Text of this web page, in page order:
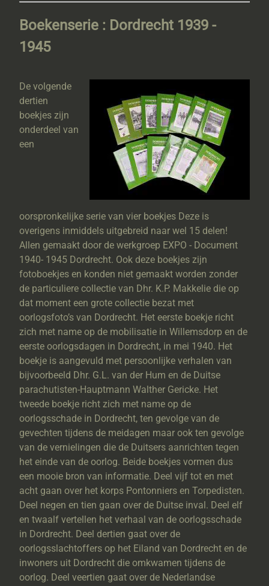
Boekenserie : Dordrecht 1939 -
1945
De volgende
dertien
boekjes zijn
onderdeel van
een
oorspronkelijke serie van vier boekjes Deze is
overigens inmiddels uitgebreid naar wel 15 delen!
Allen gemaakt door de werkgroep EXPO - Document
1940- 1945 Dordrecht. Ook deze boekjes zijn
fotoboekjes en konden niet gemaakt worden zonder
de particuliere collectie van Dhr. K.P. Makkelie die op
dat moment een grote collectie bezat met
oorlogsfoto’s van Dordrecht. Het eerste boekje richt
zich met name op de mobilisatie in Willemsdorp en de
eerste oorlogsdagen in Dordrecht, in mei 1940. Het
boekje is aangevuld met persoonlijke verhalen van
bijvoorbeeld Dhr. G.L. van der Hum en de Duitse
parachutisten-Hauptmann Walther Gericke. Het
tweede boekje richt zich met name op de
oorlogsschade in Dordrecht, ten gevolge van de
gevechten tijdens de meidagen maar ook ten gevolge
van de vernielingen die de Duitsers aanrichten tegen
het einde van de oorlog. Beide boekjes vormen dus
een mooie bron van informatie. Deel vijf tot en met
acht gaan over het korps Pontonniers en Torpedisten.
Deel negen en tien gaan over de Duitse inval. Deel elf
en twaalf vertellen het verhaal van de oorlogsschade
in Dordrecht. Deel dertien gaat over de
oorlogsslachtoffers op het Eiland van Dordrecht en de
inwoners uit Dordrecht die omkwamen tijdens de
oorlog. Deel veertien gaat over de Nederlandse